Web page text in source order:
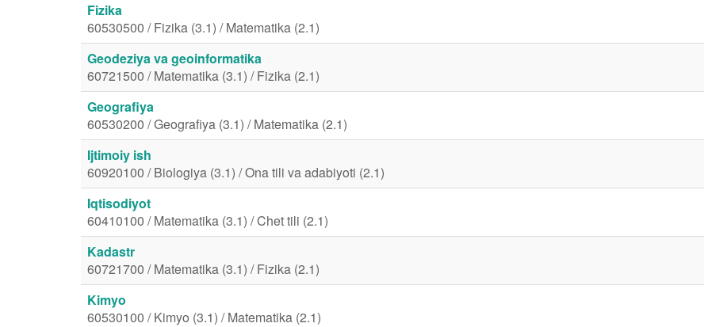
Fizika
60530500 / Fizika (3.1) / Matematika (2.1)
Geodeziya va geoinformatika
60721500 / Matematika (3.1) / Fizika (2.1)
Geografiya
60530200 / Geografiya (3.1) / Matematika (2.1)
Ijtimoiy ish
60920100 / Biologiya (3.1) / Ona tili va adabiyoti (2.1)
Iqtisodiyot
60410100 / Matematika (3.1) / Chet tili (2.1)
Kadastr
60721700 / Matematika (3.1) / Fizika (2.1)
Kimyo
60530100 / Kimyo (3.1) / Matematika (2.1)